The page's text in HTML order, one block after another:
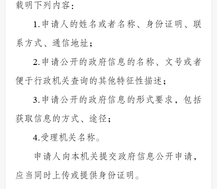
载明下列内容：
1. 申请人的姓名或者名称、身份证明、联
系方式、通信地址；
2. 申请公开的政府信息的名称、文号或者
便于行政机关查询的其他特征性描述；
3. 申请公开的政府信息的形式要求，包括
获取信息的方式、途径；
4.受理机关名称。
申请人向本机关提交政府信息公开申请，
应当同时上传或提供身份证明。